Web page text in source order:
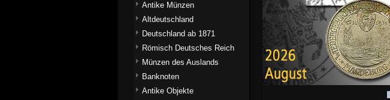
Antike Münzen
Altdeutschland
Deutschland ab 1871
Römisch Deutsches Reich
Münzen des Auslands
Banknoten
Antike Objekte